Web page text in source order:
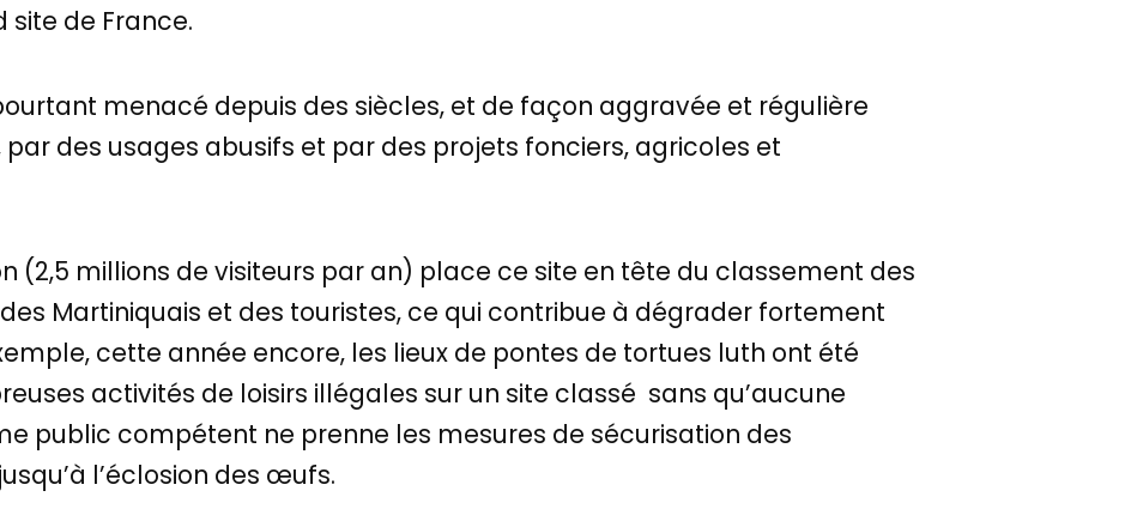
site de France.
menacé depuis des siècles, et de façon aggravée et régulière
par des usages abusifs et par des projets fonciers, agricoles et
(2,5 millions de visiteurs par an) place ce site en tête du classement des
Martiniquais et des touristes, ce qui contribue à dégrader fortement
cette année encore, les lieux de pontes de tortues luth ont été
activités de loisirs illégales sur un site classé sans qu’aucune
public compétent ne prenne les mesures de sécurisation des
l’éclosion des œufs.